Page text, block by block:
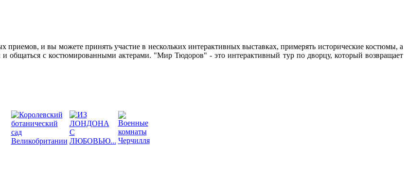
приемов, и вы можете принять участие в нескольких интерактивных выставках, примерять исторические костюмы, а
общаться с костюмированными актерами. "Мир Тюдоров" - это интерактивный тур по дворцу, который возвращает